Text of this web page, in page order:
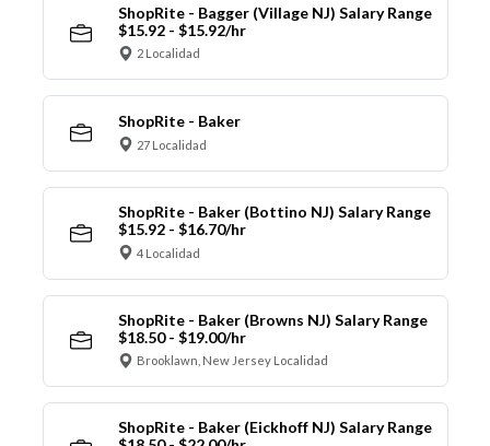
ShopRite - Bagger (Village NJ) Salary Range
$15.92 - $15.92/hr
2 Localidad
ShopRite - Baker
27 Localidad
ShopRite - Baker (Bottino NJ) Salary Range
$15.92 - $16.70/hr
4 Localidad
ShopRite - Baker (Browns NJ) Salary Range
$18.50 - $19.00/hr
Brooklawn, New Jersey Localidad
ShopRite - Baker (Eickhoff NJ) Salary Range